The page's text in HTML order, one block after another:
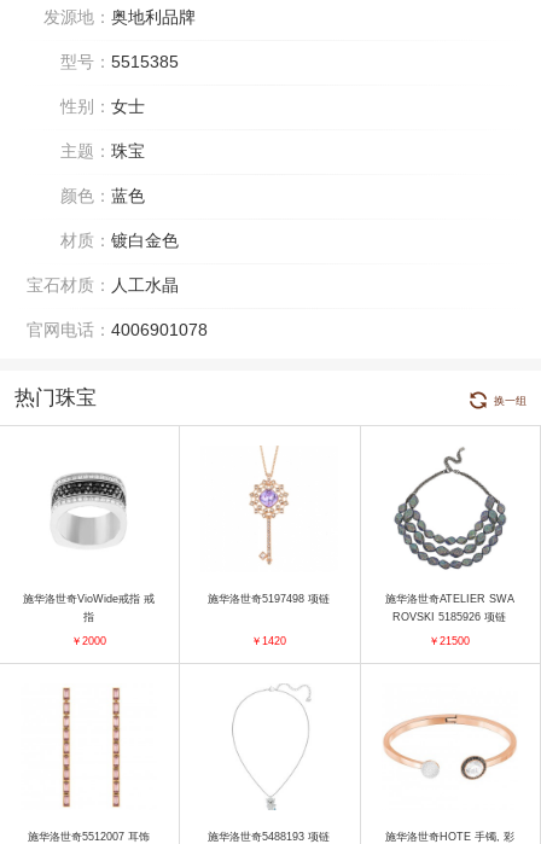
发源地： 奥地利品牌
型号： 5515385
性别： 女士
主题： 珠宝
颜色： 蓝色
材质： 镀白金色
宝石材质： 人工水晶
官网电话： 4006901078
热门珠宝 换一组
施华洛世奇VioWide戒指 戒
指
￥2000
施华洛世奇5197498 项链
￥1420
施华洛世奇ATELIER SWA
ROVSKI 5185926 项链
￥21500
施华洛世奇5512007 耳饰 施华洛世奇5488193 项链 施华洛世奇HOTE 手镯, 彩